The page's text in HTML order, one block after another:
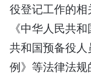
役登记工作的
《中华人民共
共和国预备役
例》等法律法